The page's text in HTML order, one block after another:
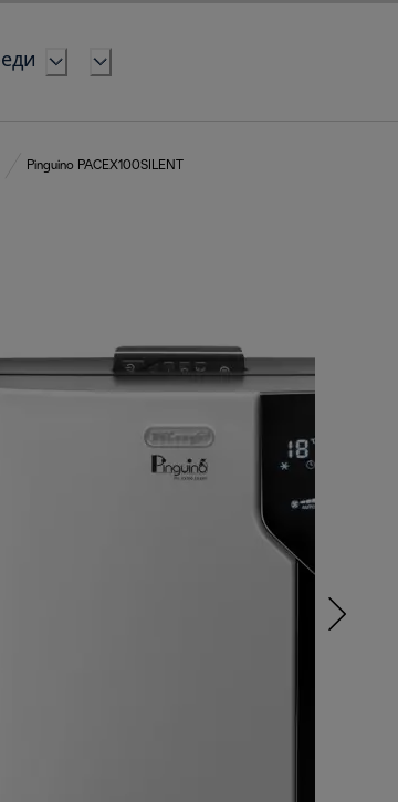
Pinguino PACEX100SILENT